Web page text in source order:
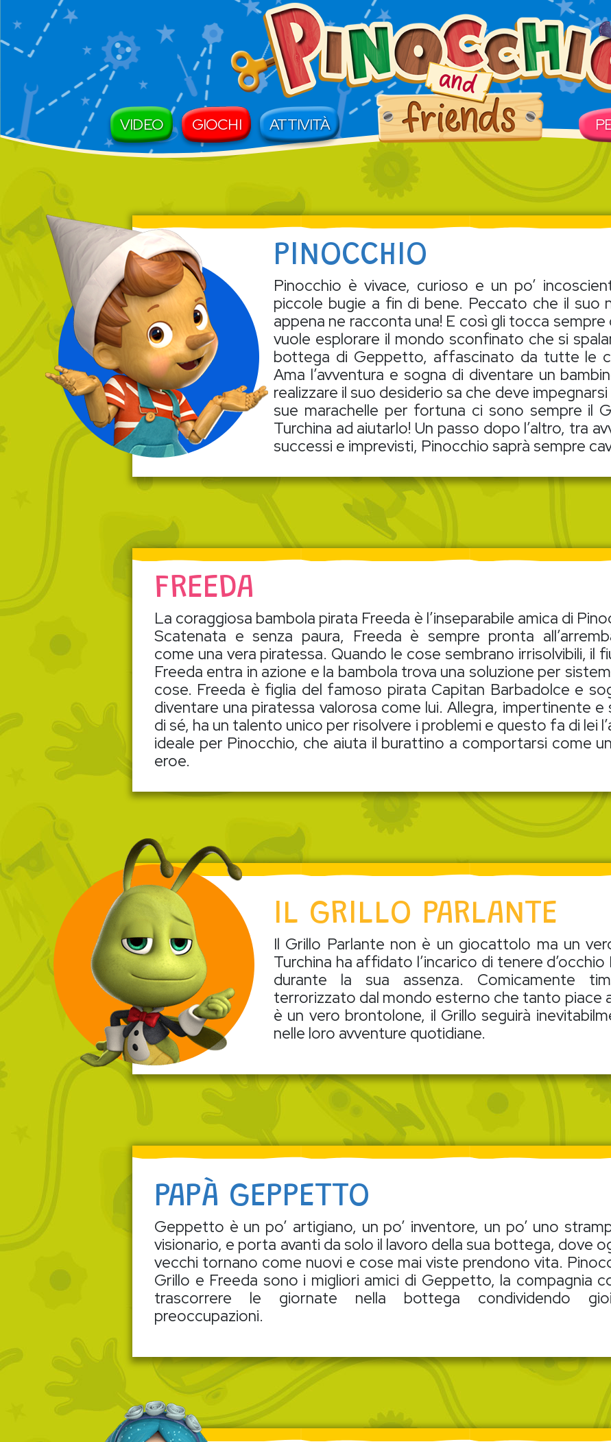
Navigazione principale
VIDEO GIOCHI ATTIVITÀ
PINOCCHIO
Pinocchio è vivace, curioso e un po’
piccole bugie a fin di bene. Peccato che il suo
appena ne racconta una! E così gli tocca
vuole esplorare il mondo sconfinato che si
bottega di Geppetto, affascinato da tutte le
Ama l’avventura e sogna di diventare un
realizzare il suo desiderio sa che deve
sue marachelle per fortuna ci sono sempre il
Turchina ad aiutarlo! Un passo dopo l’altro, tra
successi e imprevisti, Pinocchio saprà sempre
FREEDA
La coraggiosa bambola pirata Freeda è l’inseparabile amica di
Scatenata e senza paura, Freeda è sempre pronta
come una vera piratessa. Quando le cose sembrano irrisolvibili, il
Freeda entra in azione e la bambola trova una soluzione per
cose. Freeda è figlia del famoso pirata Capitan Barbadolce e
diventare una piratessa valorosa come lui. Allegra, impertinente e
di sé, ha un talento unico per risolvere i problemi e questo fa di lei
ideale per Pinocchio, che aiuta il burattino a comportarsi come
eroe.
IL GRILLO PARLANTE
Il Grillo Parlante non è un giocattolo ma un
Turchina ha affidato l’incarico di tenere
durante la sua assenza. Comicamente
terrorizzato dal mondo esterno che tanto piace
è un vero brontolone, il Grillo seguirà
nelle loro avventure quotidiane.
PAPÀ GEPPETTO
Geppetto è un po’ artigiano, un po’ inventore, un po’ uno
visionario, e porta avanti da solo il lavoro della sua bottega, dove
vecchi tornano come nuovi e cose mai viste prendono vita.
Grillo e Freeda sono i migliori amici di Geppetto, la compagnia
trascorrere le giornate nella bottega condividendo
preoccupazioni.